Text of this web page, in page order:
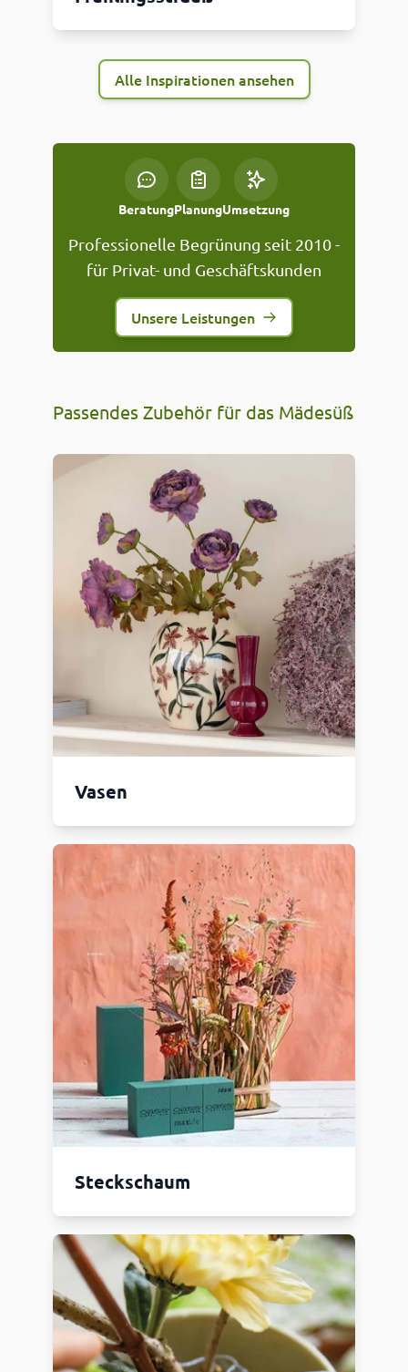
Alle Inspirationen ansehen
BeratungPlanungUmsetzung
Professionelle Begrünung seit 2010 -
für Privat- und Geschäftskunden
Unsere Leistungen
Passendes Zubehör für das Mädesüß
Vasen
Steckschaum